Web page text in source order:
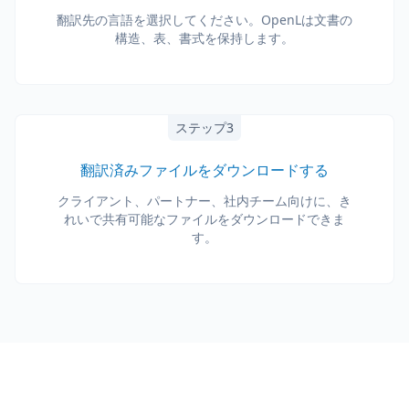
翻訳先の言語を選択してください。OpenLは文書の
構造、表、書式を保持します。
ステップ3
翻訳済みファイルをダウンロードする
クライアント、パートナー、社内チーム向けに、き
れいで共有可能なファイルをダウンロードできま
す。